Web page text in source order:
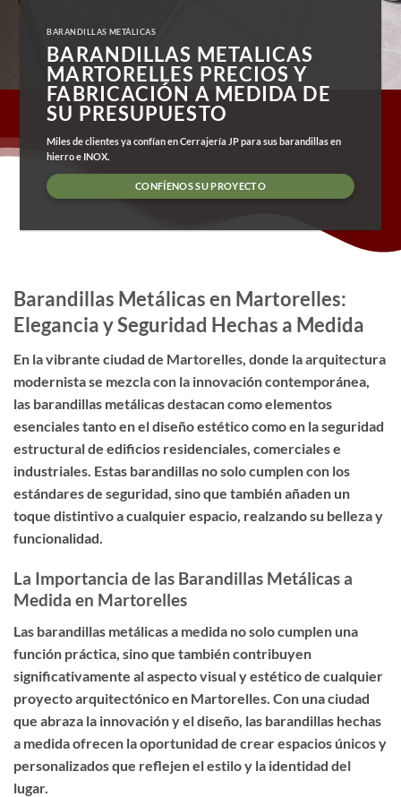
BARANDILLAS METÁLICAS
BARANDILLAS METALICAS
MARTORELLES PRECIOS Y
FABRICACIÓN A MEDIDA DE
SU PRESUPUESTO
Miles de clientes ya confían en Cerrajería JP para sus barandillas en
hierro e INOX.
CONFÍENOS SU PROYECTO
Barandillas Metálicas en Martorelles:
Elegancia y Seguridad Hechas a Medida
En la vibrante ciudad de Martorelles, donde la arquitectura
modernista se mezcla con la innovación contemporánea,
las barandillas metálicas destacan como elementos
esenciales tanto en el diseño estético como en la seguridad
estructural de edificios residenciales, comerciales e
industriales. Estas barandillas no solo cumplen con los
estándares de seguridad, sino que también añaden un
toque distintivo a cualquier espacio, realzando su belleza y
funcionalidad.
La Importancia de las Barandillas Metálicas a
Medida en Martorelles
Las barandillas metálicas a medida no solo cumplen una
función práctica, sino que también contribuyen
significativamente al aspecto visual y estético de cualquier
proyecto arquitectónico en Martorelles. Con una ciudad
que abraza la innovación y el diseño, las barandillas hechas
a medida ofrecen la oportunidad de crear espacios únicos y
personalizados que reflejen el estilo y la identidad del
lugar.